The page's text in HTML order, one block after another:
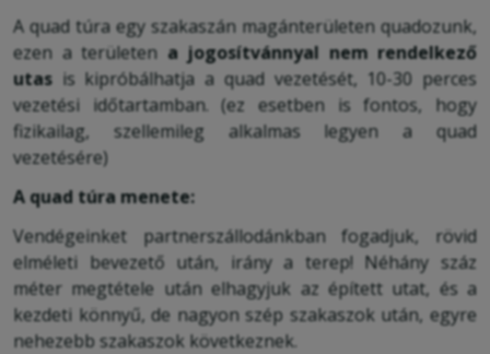
A quad túra egy szakaszán magánterületen quadozunk,
ezen a területen a jogosítvánnyal nem rendelkező
utas is kipróbálhatja a quad vezetését, 10-30 perces
vezetési időtartamban. (ez esetben is fontos, hogy
fizikailag, szellemileg alkalmas legyen a quad
vezetésére)
A quad túra menete:
Vendégeinket partnerszállodánkban fogadjuk, rövid
elméleti bevezető után, irány a terep! Néhány száz
méter megtétele után elhagyjuk az épített utat, és a
kezdeti könnyű, de nagyon szép szakaszok után, egyre
nehezebb szakaszok következnek.